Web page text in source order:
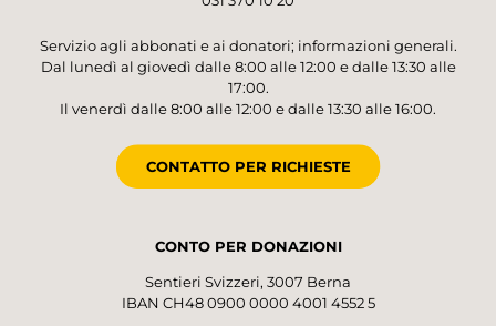
Servizio agli abbonati e ai donatori; informazioni generali.
Dal lunedì al giovedì dalle 8:00 alle 12:00 e dalle 13:30 alle
17:00.
Il venerdì dalle 8:00 alle 12:00 e dalle 13:30 alle 16:00.
CONTATTO PER RICHIESTE
CONTO PER DONAZIONI
Sentieri Svizzeri, 3007 Berna
IBAN CH48 0900 0000 4001 4552 5